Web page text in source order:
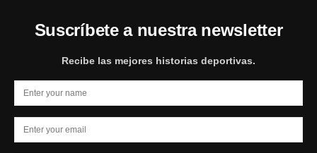
Suscríbete a nuestra newsletter
Recibe las mejores historias deportivas.